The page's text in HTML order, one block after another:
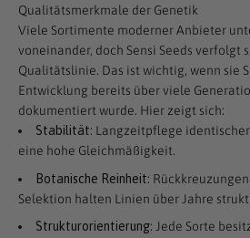
Qualitätsmerkmale der Genetik
Viele Sortimente moderner Anbieter
voneinander, doch Sensi Seeds verfolgt
Qualitätslinie. Das ist wichtig, wenn sie
Entwicklung bereits über viele
dokumentiert wurde. Hier zeigt sich:
Stabilität: Langzeitpflege
eine hohe Gleichmäßigkeit.
Botanische Reinheit:
Selektion halten Linien über Jahre
Strukturorientierung: Jede Sorte